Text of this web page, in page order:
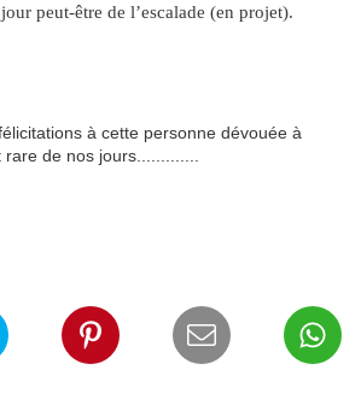
peut-être de l’escalade (en projet).
à cette personne dévouée à
de nos jours.............